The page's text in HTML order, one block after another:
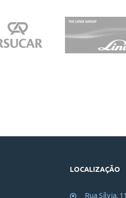
LOCALIZAÇÃO
Rua Sílvia,